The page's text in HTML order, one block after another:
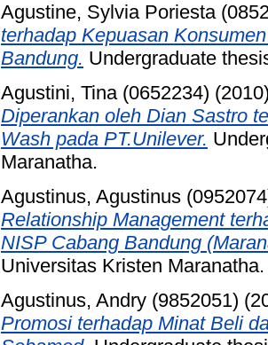
Agustine, Sylvia Poriesta
terhadap Kepuasan
Bandung. Undergraduate
Agustini, Tina (0652234)
Diperankan oleh Dian Sastro
Wash pada PT.Unilever.
Maranatha.
Agustinus, Agustinus
Relationship Management
NISP Cabang Bandung
Universitas Kristen Maranatha.
Agustinus, Andry (9852051)
Promosi terhadap Minat Beli